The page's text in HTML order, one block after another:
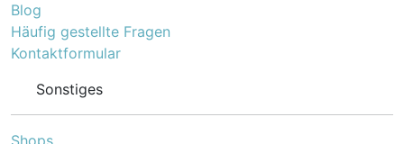
Blog
Häufig gestellte Fragen
Kontaktformular
Sonstiges
Shops